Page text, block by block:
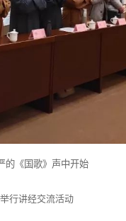
的《国歌》声中开始